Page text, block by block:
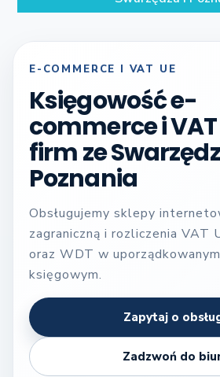
E-COMMERCE I VAT UE
Księgowość e-
commerce i VAT
firm ze
Poznania
Obsługujemy sklepy
zagraniczną i rozliczenia VAT
oraz WDT w
księgowym.
Zapytaj o
Zadzwoń do